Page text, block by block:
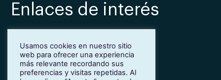
Enlaces de interés
Inmersión lingüística de inglés en Girona
Más idiomas para empresas
Blog
Usamos cookies en nuestro sitio
web para ofrecer una experiencia
más relevante recordando sus
preferencias y visitas repetidas. Al